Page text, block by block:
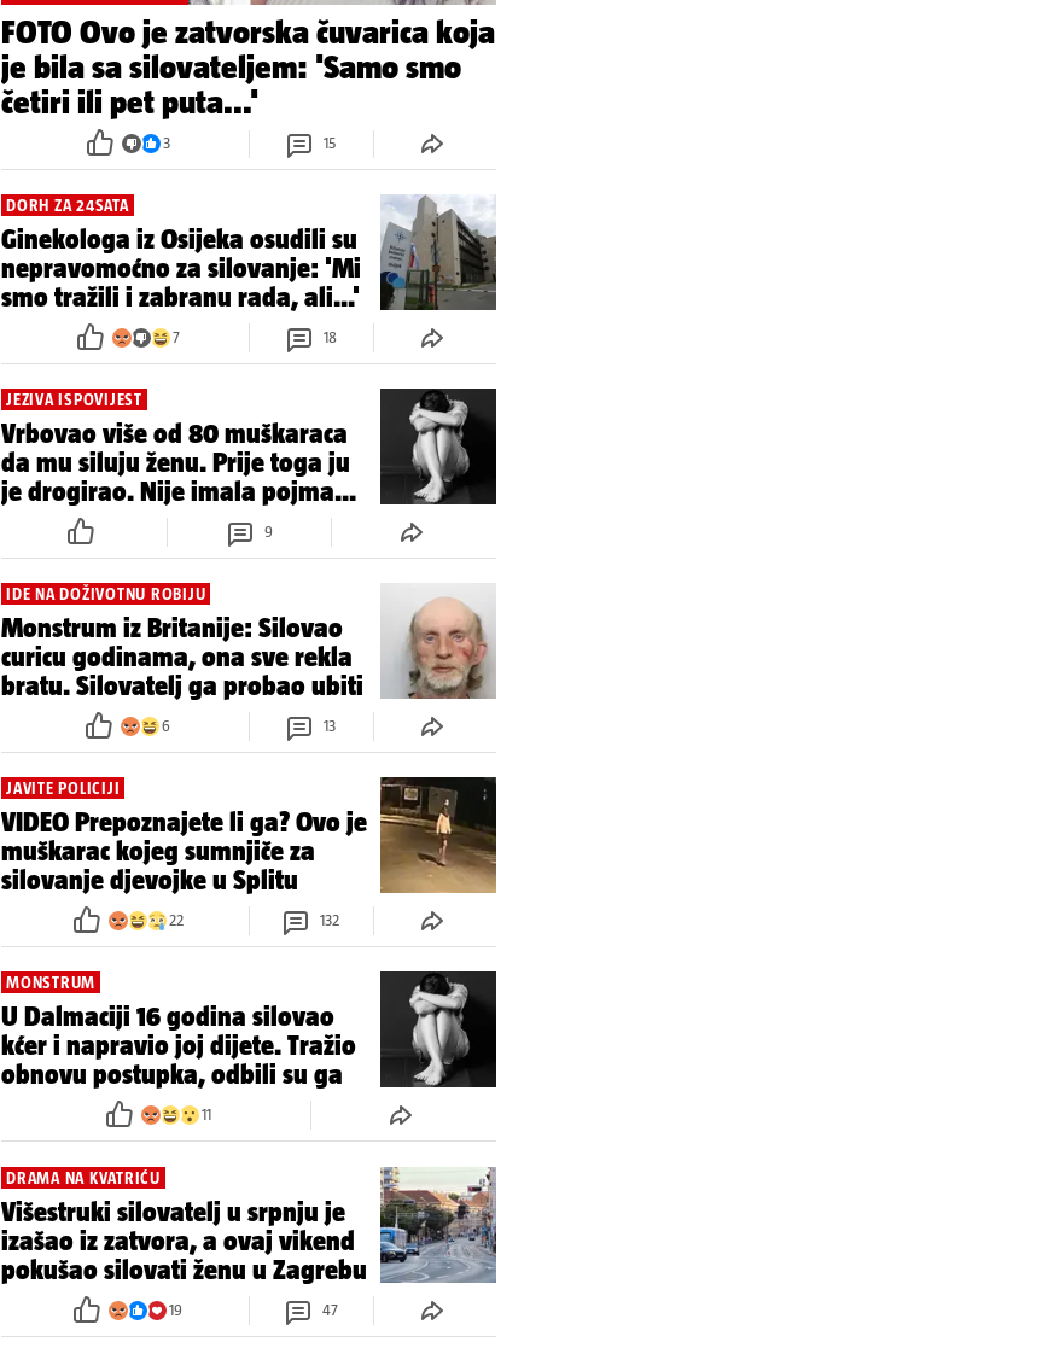
FOTO Ovo je zatvorska čuvarica koja
je bila sa silovateljem: 'Samo smo
četiri ili pet puta...'
3 15
DORH ZA 24SATA
Ginekologa iz Osijeka osudili su
nepravomoćno za silovanje: 'Mi
smo tražili i zabranu rada, ali...'
7 18
JEZIVA ISPOVIJEST
Vrbovao više od 80 muškaraca
da mu siluju ženu. Prije toga ju
je drogirao. Nije imala pojma...
9
IDE NA DOŽIVOTNU ROBIJU
Monstrum iz Britanije: Silovao
curicu godinama, ona sve rekla
bratu. Silovatelj ga probao ubiti
6 13
JAVITE POLICIJI
VIDEO Prepoznajete li ga? Ovo je
muškarac kojeg sumnjiče za
silovanje djevojke u Splitu
22 132
MONSTRUM
U Dalmaciji 16 godina silovao
kćer i napravio joj dijete. Tražio
obnovu postupka, odbili su ga
11
DRAMA NA KVATRIĆU
Višestruki silovatelj u srpnju je
izašao iz zatvora, a ovaj vikend
pokušao silovati ženu u Zagrebu
19 47